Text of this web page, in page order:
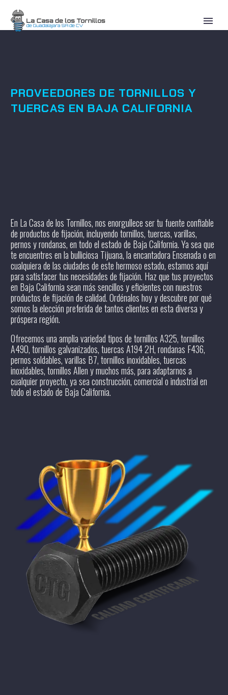
PROVEEDORES DE TORNILLOS Y
TUERCAS EN BAJA CALIFORNIA
En La Casa de los Tornillos, nos enorgullece ser tu fuente confiable
de productos de fijación, incluyendo tornillos, tuercas, varillas,
pernos y rondanas, en todo el estado de Baja California. Ya sea que
te encuentres en la bulliciosa Tijuana, la encantadora Ensenada o en
cualquiera de las ciudades de este hermoso estado, estamos aquí
para satisfacer tus necesidades de fijación. Haz que tus proyectos
en Baja California sean más sencillos y eficientes con nuestros
productos de fijación de calidad. Ordénalos hoy y descubre por qué
somos la elección preferida de tantos clientes en esta diversa y
próspera región.
Ofrecemos una amplia variedad tipos de tornillos A325, tornillos
A490, tornillos galvanizados, tuercas A194 2H, rondanas F436,
pernos soldables, varillas B7, tornillos inoxidables, tuercas
inoxidables, tornillos Allen y muchos más, para adaptarnos a
cualquier proyecto, ya sea construcción, comercial o industrial en
todo el estado de Baja California.